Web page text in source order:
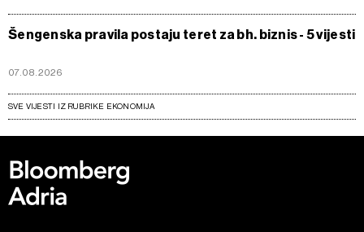
Šengenska pravila postaju teret za bh. biznis - 5 vijesti
07.08.2026
SVE VIJESTI IZ RUBRIKE EKONOMIJA